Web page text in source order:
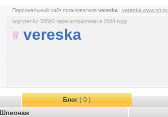
Персональный сайт пользователя vereska : vereska.www.nn.ru
портрет № 78593 зарегистрирован в 2008 году
vereska
Блог( 0 )
Шпионаж